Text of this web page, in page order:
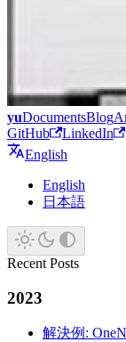
yuDocumentsBlog
GitHub
LinkedIn
English
English
日本語
Recent Posts
2023
解決例: